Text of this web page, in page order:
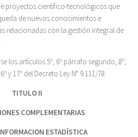
proyectos científico-tecnológicos que
de nuevos conocimientos e
relacionadas con la gestión integral de
los artículos 5º, 6º párrafo segundo, 8º,
y 17º del Decreto Ley N° 9.111/78.
TITULO II
COMPLEMENTARIAS
ESTADÍSTICA